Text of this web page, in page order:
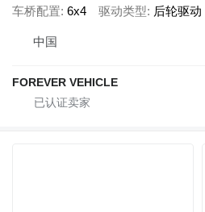
车桥配置 6x4 驱动类型 后轮驱动
中国
FOREVER VEHICLE